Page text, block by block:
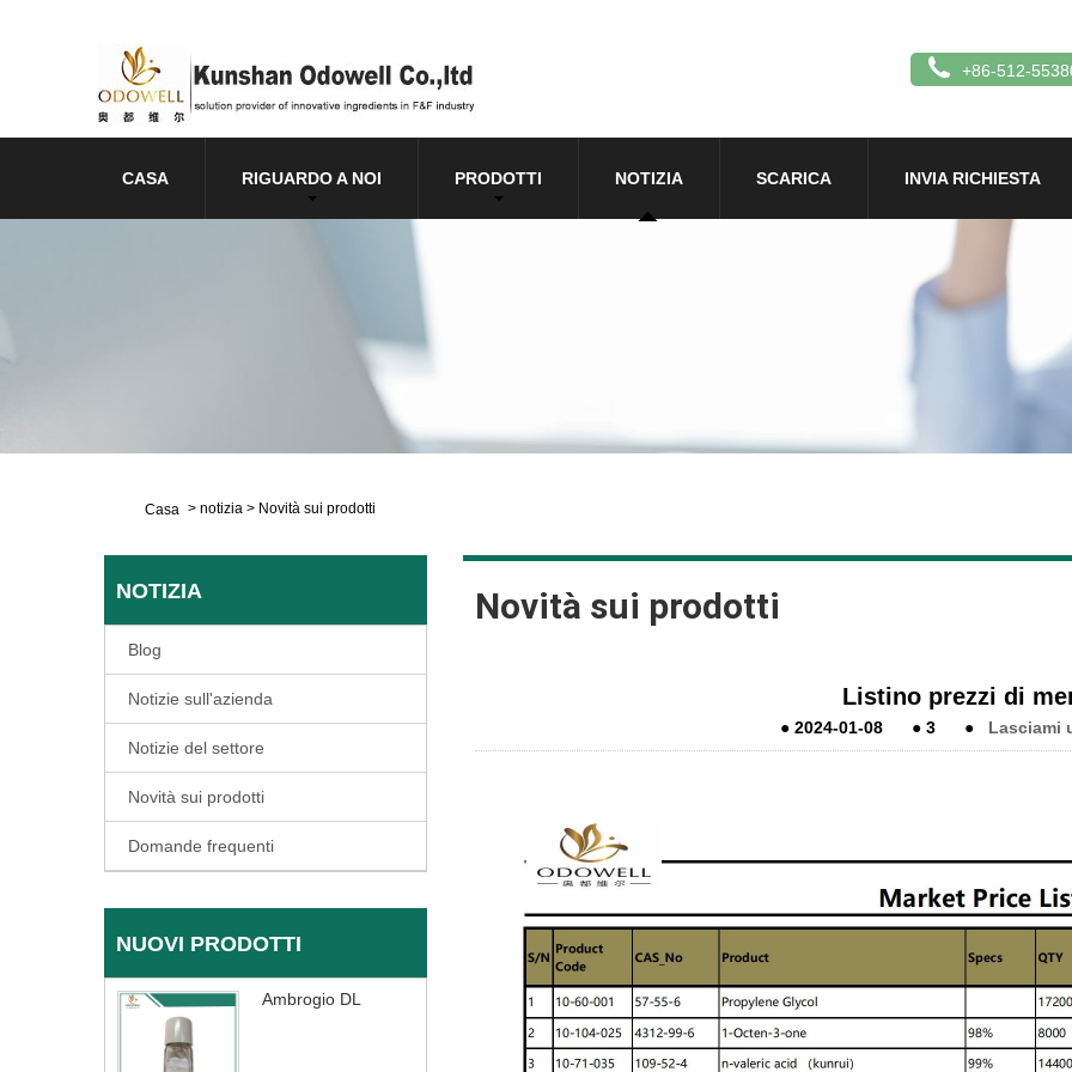
+86-512-
CASA RIGUARDO A NOI PRODOTTI NOTIZIA SCARICA INVIA RICHIESTA
Casa > notizia > Novità sui prodotti
NOTIZIA
Blog
Notizie sull'azienda
Notizie del settore
Novità sui prodotti
Domande frequenti
NUOVI PRODOTTI
Ambrogio DL
Novità sui prodotti
Listino prezzi di
● 2024-01-08 ● 3 ● Lasciami